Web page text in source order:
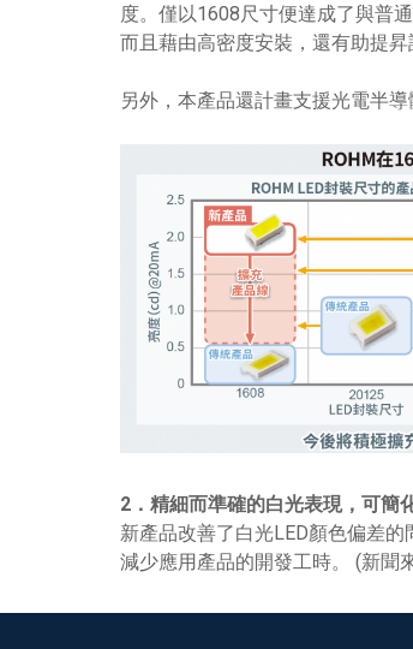
度。僅以1608尺寸便達成了與普
而且藉由高密度安裝，還有助提
另外，本產品還計畫支援光電半
2．精細而準確的白光表現，可簡
新產品改善了白光LED顏色偏差
減少應用產品的開發工時。 (新聞